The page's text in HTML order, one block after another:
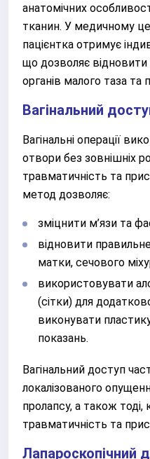
анатомічних
тканин. У медичному
пацієнтка отримує
що дозволяє
органів малого таза
Вагінальний
Вагінальні операції
отвори без зовнішніх
травматичність та
метод дозволяє:
зміцнити м’язи та
відновити
матки, сечового
використовувати
(сітки) для
виконувати
показань.
Вагінальний доступ
локалізованого
пролапсу, а також тоді,
травматичність та
Лапароскопічний